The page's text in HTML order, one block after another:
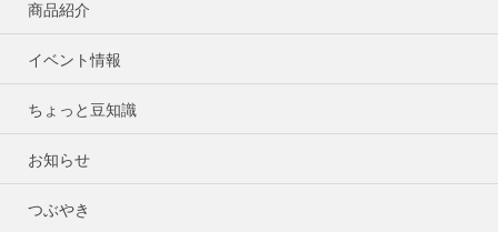
商品紹介
イベント情報
ちょっと豆知識
お知らせ
つぶやき